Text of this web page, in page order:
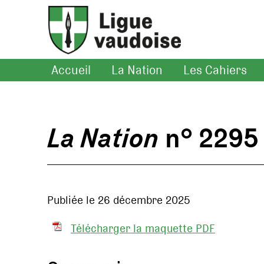
Accueil La Nation Les Cahiers
La Nation n° 2295
Publiée le 26 décembre 2025
Télécharger la maquette PDF